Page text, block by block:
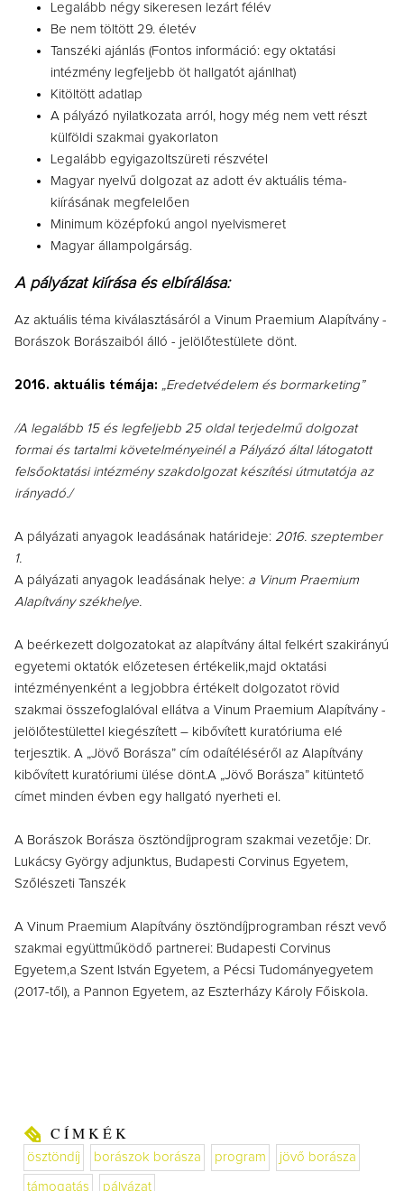
Legalább négy sikeresen lezárt félév
Be nem töltött 29. életév
Tanszéki ajánlás (Fontos információ: egy oktatási
intézmény legfeljebb öt hallgatót ajánlhat)
Kitöltött adatlap
A pályázó nyilatkozata arról, hogy még nem vett részt
külföldi szakmai gyakorlaton
Legalább egyigazoltszüreti részvétel
Magyar nyelvű dolgozat az adott év aktuális téma-
kiírásának megfelelően
Minimum középfokú angol nyelvismeret
Magyar állampolgárság.
A pályázat kiírása és elbírálása:
Az aktuális téma kiválasztásáról a Vinum Praemium Alapítvány -
Borászok Borászaiból álló - jelölőtestülete dönt.
2016. aktuális témája: „Eredetvédelem és bormarketing”
/A legalább 15 és legfeljebb 25 oldal terjedelmű dolgozat
formai és tartalmi követelményeinél a Pályázó által látogatott
felsőoktatási intézmény szakdolgozat készítési útmutatója az
irányadó./
A pályázati anyagok leadásának határideje: 2016. szeptember
1.
A pályázati anyagok leadásának helye: a Vinum Praemium
Alapítvány székhelye.
A beérkezett dolgozatokat az alapítvány által felkért szakirányú
egyetemi oktatók előzetesen értékelik,majd oktatási
intézményenként a legjobbra értékelt dolgozatot rövid
szakmai összefoglalóval ellátva a Vinum Praemium Alapítvány -
jelölőtestülettel kiegészített – kibővített kuratóriuma elé
terjesztik. A „Jövő Borásza” cím odaítéléséről az Alapítvány
kibővített kuratóriumi ülése dönt.A „Jövő Borásza” kitüntető
címet minden évben egy hallgató nyerheti el.
A Borászok Borásza ösztöndíjprogram szakmai vezetője: Dr.
Lukácsy György adjunktus, Budapesti Corvinus Egyetem,
Szőlészeti Tanszék
A Vinum Praemium Alapítvány ösztöndíjprogramban részt vevő
szakmai együttműködő partnerei: Budapesti Corvinus
Egyetem,a Szent István Egyetem, a Pécsi Tudományegyetem
(2017-től), a Pannon Egyetem, az Eszterházy Károly Főiskola.
CÍMKÉK
ösztöndíj borászok borásza program jövő borásza
támogatás pályázat